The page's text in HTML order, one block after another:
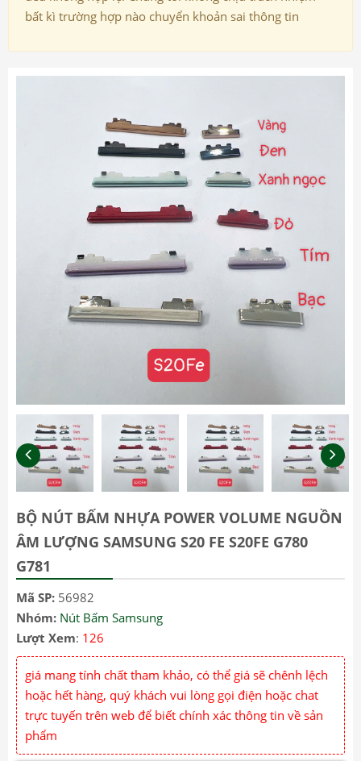
bất kì trường hợp nào chuyển khoản sai thông tin
BỘ NÚT BẤM NHỰA POWER VOLUME NGUỒN
ÂM LƯỢNG SAMSUNG S20 FE S20FE G780
G781
Mã SP: 56982
Nhóm: Nút Bấm Samsung
Lượt Xem: 126
giá mang tính chất tham khảo, có thể giá sẽ chênh lệch
hoặc hết hàng, quý khách vui lòng gọi điện hoặc chat
trực tuyến trên web để biết chính xác thông tin về sản
phẩm